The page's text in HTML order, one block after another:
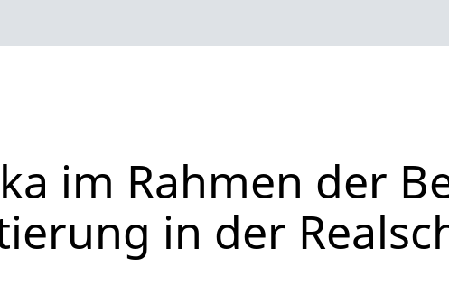
im Rahmen der
in der